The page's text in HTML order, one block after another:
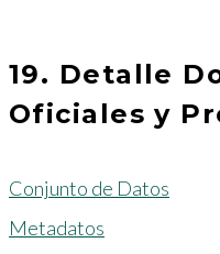
19. Detalle
Oficiales y
Conjunto de Datos
Metadatos